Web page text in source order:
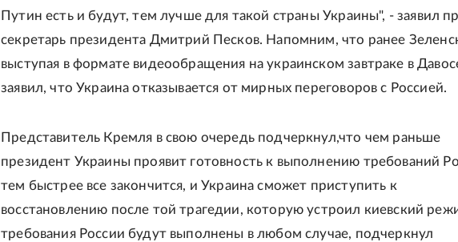
Путин есть и будут, тем лучше для такой страны Украины", - заявил
секретарь президента Дмитрий Песков. Напомним, что ранее
выступая в формате видеообращения на украинском завтраке в
заявил, что Украина отказывается от мирных переговоров с Россией.
Представитель Кремля в свою очередь подчеркнул,что чем раньше
президент Украины проявит готовность к выполнению требований
тем быстрее все закончится, и Украина сможет приступить к
восстановлению после той трагедии, которую устроил киевский
требования России будут выполнены в любом случае, подчеркнул